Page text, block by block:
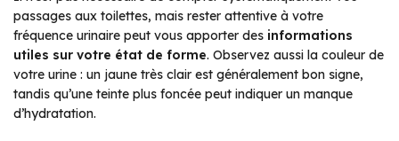
passages aux toilettes, mais rester attentive à votre
fréquence urinaire peut vous apporter des informations
utiles sur votre état de forme. Observez aussi la couleur de
votre urine : un jaune très clair est généralement bon signe,
tandis qu’une teinte plus foncée peut indiquer un manque
d’hydratation.